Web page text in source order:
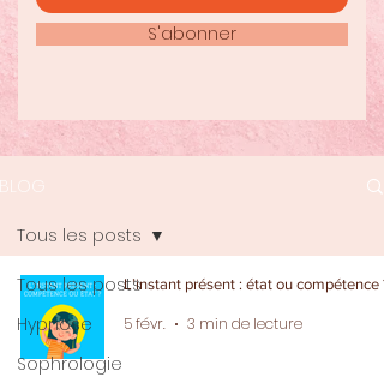
S'abonner
BLOG
Tous les posts
Hypnose
Sophrologie
Tous les posts
L’instant présent : état ou compétence ?
5 févr. 3 min de lecture